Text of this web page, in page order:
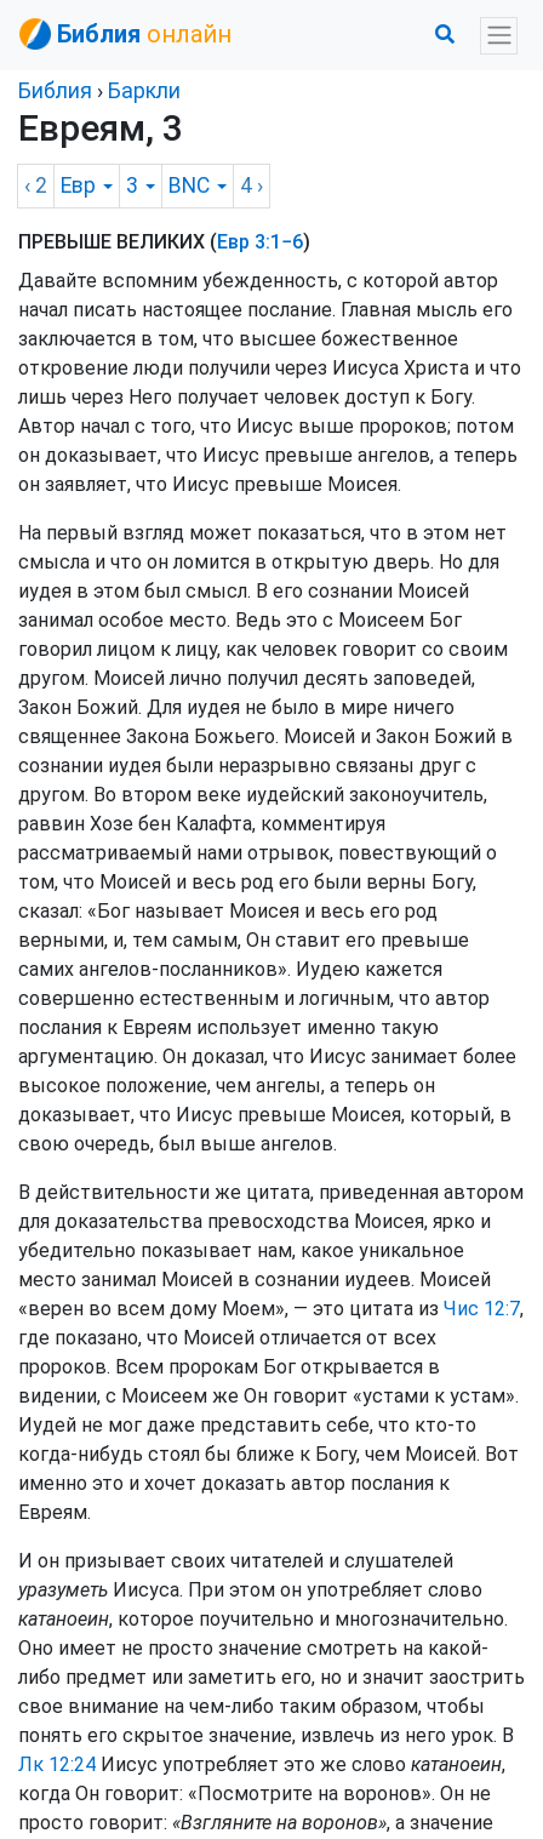
Библия онлайн
Библия › Баркли
Евреям, 3
‹ 2 Евр 3 BNC 4 ›
ПРЕВЫШЕ ВЕЛИКИХ (Евр 3:1−6)
Давайте вспомним убежденность, с которой автор
начал писать настоящее послание. Главная мысль его
заключается в том, что высшее божественное
откровение люди получили через Иисуса Христа и что
лишь через Него получает человек доступ к Богу.
Автор начал с того, что Иисус выше пророков; потом
он доказывает, что Иисус превыше ангелов, а теперь
он заявляет, что Иисус превыше Моисея.
На первый взгляд может показаться, что в этом нет
смысла и что он ломится в открытую дверь. Но для
иудея в этом был смысл. В его сознании Моисей
занимал особое место. Ведь это с Моисеем Бог
говорил лицом к лицу, как человек говорит со своим
другом. Моисей лично получил десять заповедей,
Закон Божий. Для иудея не было в мире ничего
священнее Закона Божьего. Моисей и Закон Божий в
сознании иудея были неразрывно связаны друг с
другом. Во втором веке иудейский законоучитель,
раввин Хозе бен Калафта, комментируя
рассматриваемый нами отрывок, повествующий о
том, что Моисей и весь род его были верны Богу,
сказал: «Бог называет Моисея и весь его род
верными, и, тем самым, Он ставит его превыше
самих ангелов-посланников». Иудею кажется
совершенно естественным и логичным, что автор
послания к Евреям использует именно такую
аргументацию. Он доказал, что Иисус занимает более
высокое положение, чем ангелы, а теперь он
доказывает, что Иисус превыше Моисея, который, в
свою очередь, был выше ангелов.
В действительности же цитата, приведенная автором
для доказательства превосходства Моисея, ярко и
убедительно показывает нам, какое уникальное
место занимал Моисей в сознании иудеев. Моисей
«верен во всем дому Моем», — это цитата из Чис 12:7,
где показано, что Моисей отличается от всех
пророков. Всем пророкам Бог открывается в
видении, с Моисеем же Он говорит «устами к устам».
Иудей не мог даже представить себе, что кто-то
когда-нибудь стоял бы ближе к Богу, чем Моисей. Вот
именно это и хочет доказать автор послания к
Евреям.
И он призывает своих читателей и слушателей
уразуметь Иисуса. При этом он употребляет слово
катаноеин, которое поучительно и многозначительно.
Оно имеет не просто значение смотреть на какой-
либо предмет или заметить его, но и значит заострить
свое внимание на чем-либо таким образом, чтобы
понять его скрытое значение, извлечь из него урок. В
Лк 12:24 Иисус употребляет это же слово катаноеин,
когда Он говорит: «Посмотрите на воронов». Он не
просто говорит: «Взгляните на воронов», а значение